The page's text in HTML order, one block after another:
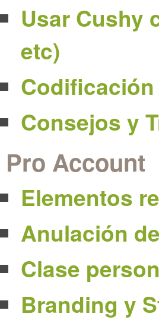
Usar Cushy
etc)
Consejos y
Pro Account
Elementos
Anulación
Clase
Branding y